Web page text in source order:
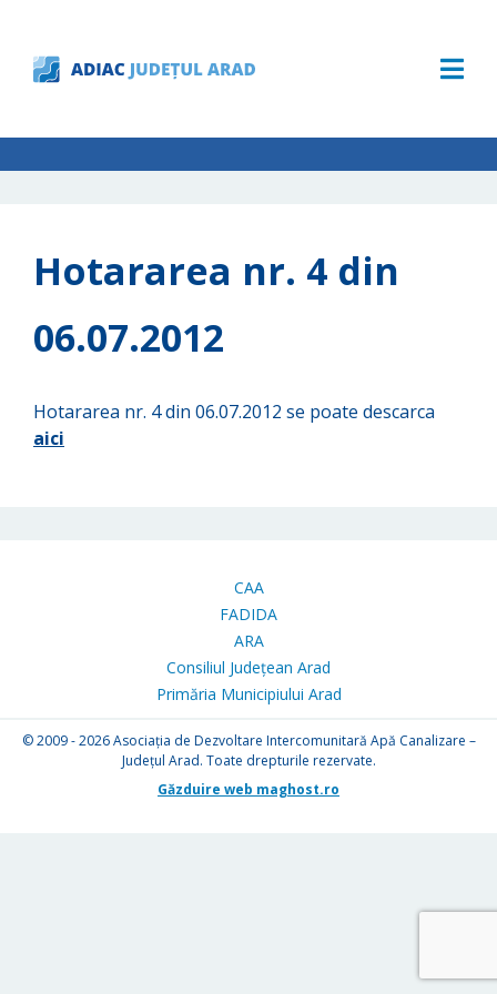
Hotararea nr. 4 din
06.07.2012
Hotararea nr. 4 din 06.07.2012 se poate descarca
aici
CAA
FADIDA
ARA
Consiliul Județean Arad
Primăria Municipiului Arad
© 2009 - 2026Asociația de Dezvoltare Intercomunitară Apă Canalizare –
Județul Arad. Toate drepturile rezervate.
Găzduire web maghost.ro